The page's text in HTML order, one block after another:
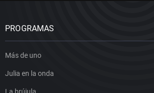
PROGRAMAS
Más de uno
Julia en la onda